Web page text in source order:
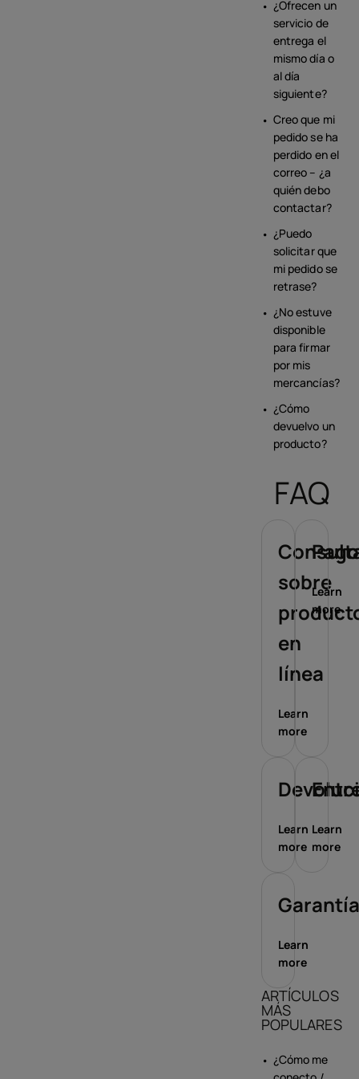
¿Ofrecen un
servicio de
entrega el
mismo día o
al día
siguiente?
Creo que mi
pedido se ha
perdido en el
correo – ¿a
quién debo
contactar?
¿Puedo
solicitar que
mi pedido se
retrase?
¿No estuve
disponible
para firmar
por mis
mercancías?
¿Cómo
devuelvo un
producto?
FAQ
sobre
en
línea
Learn
more
Learn
more
Learn
more
Learn
more
Learn
more
ARTÍCULOS
MÁS
POPULARES
¿Cómo me